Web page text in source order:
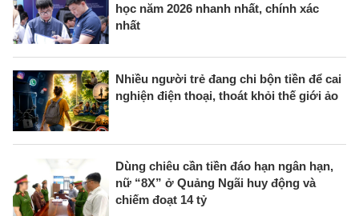
học năm 2026 nhanh nhất, chính xác
nhất
Nhiều người trẻ đang chi bộn tiền để cai
nghiện điện thoại, thoát khỏi thế giới ảo
Dùng chiêu cần tiền đáo hạn ngân hạn,
nữ “8X” ở Quảng Ngãi huy động và
chiếm đoạt 14 tỷ